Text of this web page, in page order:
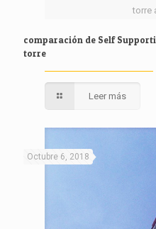
torre
comparación de Self
torre
Leer más
Octubre 6, 2018